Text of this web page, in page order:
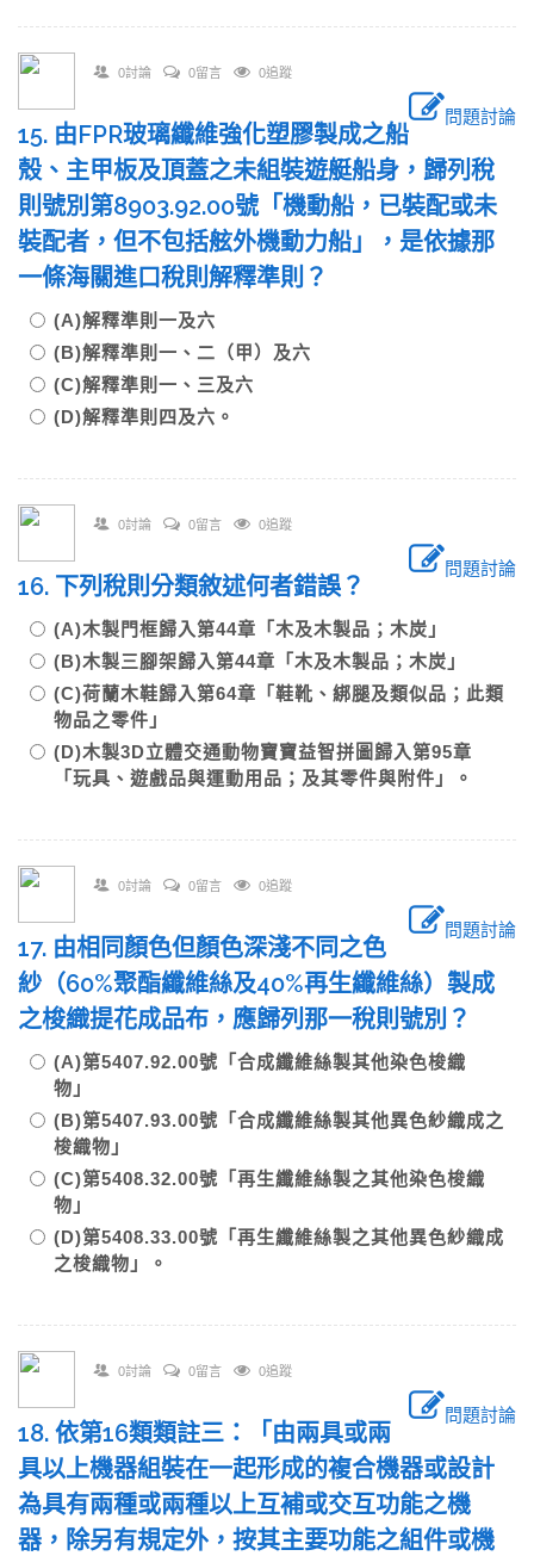
0討論 0留言 0追蹤
問題討論
15. 由FPR玻璃纖維強化塑膠製成之船
殼、主甲板及頂蓋之未組裝遊艇船身，歸列稅
則號別第8903.92.00號「機動船，已裝配或未
裝配者，但不包括舷外機動力船」，是依據那
一條海關進口稅則解釋準則？
(A)解釋準則一及六
(B)解釋準則一、二（甲）及六
(C)解釋準則一、三及六
(D)解釋準則四及六。
0討論 0留言 0追蹤
問題討論
16. 下列稅則分類敘述何者錯誤？
(A)木製門框歸入第44章「木及木製品；木炭」
(B)木製三腳架歸入第44章「木及木製品；木炭」
(C)荷蘭木鞋歸入第64章「鞋靴、綁腿及類似品；此類
物品之零件」
(D)木製3D立體交通動物寶寶益智拼圖歸入第95章
「玩具、遊戲品與運動用品；及其零件與附件」。
0討論 0留言 0追蹤
問題討論
17. 由相同顏色但顏色深淺不同之色
紗（60%聚酯纖維絲及40%再生纖維絲）製成
之梭織提花成品布，應歸列那一稅則號別？
(A)第5407.92.00號「合成纖維絲製其他染色梭織
物」
(B)第5407.93.00號「合成纖維絲製其他異色紗織成之
梭織物」
(C)第5408.32.00號「再生纖維絲製之其他染色梭織
物」
(D)第5408.33.00號「再生纖維絲製之其他異色紗織成
之梭織物」。
0討論 0留言 0追蹤
問題討論
18. 依第16類類註三：「由兩具或兩
具以上機器組裝在一起形成的複合機器或設計
為具有兩種或兩種以上互補或交互功能之機
器，除另有規定外，按其主要功能之組件或機